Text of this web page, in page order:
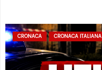
CRONACA CRONACA ITALIANA